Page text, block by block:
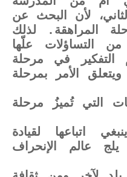
لأن البحث عن
المراهقة. لذلك
التساؤلات علّها
في مرحلة
الأمر بمرحلة
تُميزُ مرحلة
اتباعها لقيادة
عالم الإنحراف